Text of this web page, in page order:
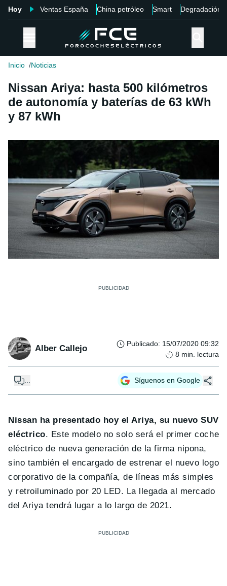
Hoy Ventas España China petróleo Smart Degradación
Inicio Noticias
Nissan Ariya: hasta 500 kilómetros
de autonomía y baterías de 63 kWh
y 87 kWh
Alber Callejo Publicado: 15/07/2020 09:32
8 min. lectura
... Síguenos en Google
Nissan ha presentado hoy el Ariya, su nuevo SUV
eléctrico. Este modelo no solo será el primer coche
eléctrico de nueva generación de la firma nipona,
sino también el encargado de estrenar el nuevo logo
corporativo de la compañía, de líneas más simples
y retroiluminado por 20 LED. La llegada al mercado
del Ariya tendrá lugar a lo largo de 2021.